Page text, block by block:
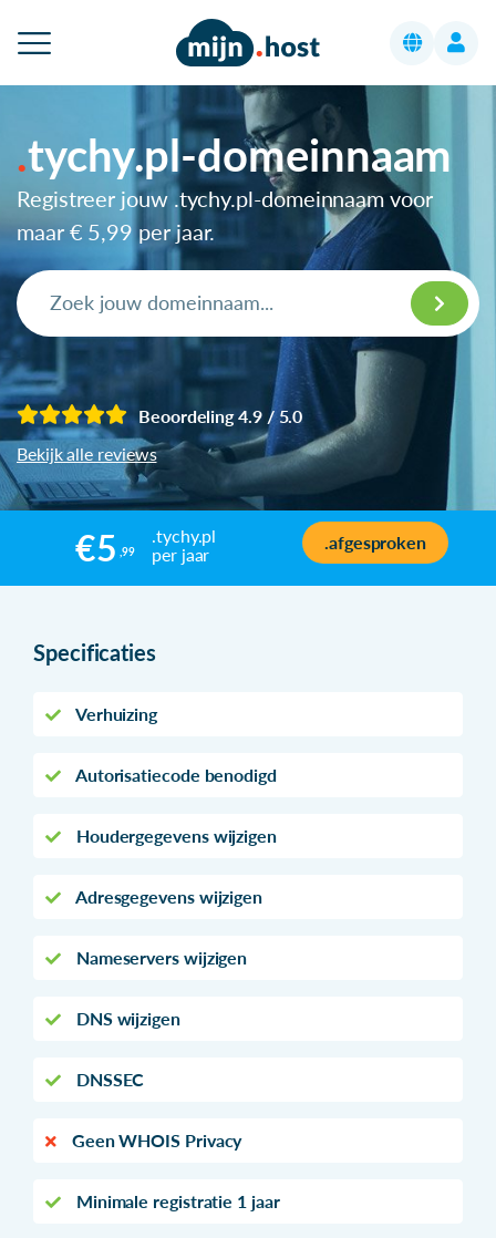
tychy.pl-domeinnaam
Registreer jouw .tychy.pl-domeinnaam voor
maar € 5,99 per jaar.
Beoordeling 4.9 / 5.0
Bekijk alle reviews
€5 ,99
.tychy.pl
per jaar
.afgesproken
Specificaties
Verhuizing
Autorisatiecode benodigd
Houdergegevens wijzigen
Adresgegevens wijzigen
Nameservers wijzigen
DNS wijzigen
DNSSEC
Geen WHOIS Privacy
Minimale registratie 1 jaar